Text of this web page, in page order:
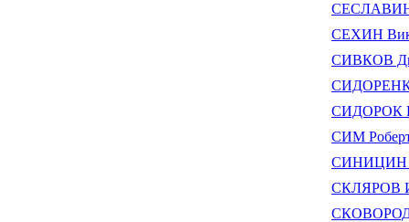
СЕХИН
СИВКОВ
СИДОРОК
СИМ
СИНИЦИН
СКЛЯРОВ